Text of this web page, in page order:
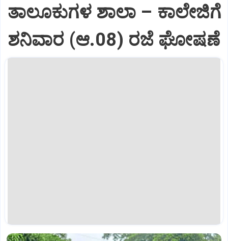
ತಾಲೂಕುಗಳ ಶಾಲಾ – ಕಾಲೇಜಿಗೆ
ಶನಿವಾರ (ಆ.08) ರಜೆ ಘೋಷಣೆ